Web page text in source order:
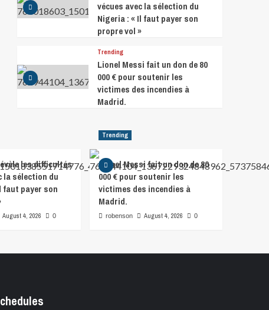
vécues avec la sélection du
Nigeria : « Il faut payer son
propre vol »
Trending
Lionel Messi fait un don de 80
000 € pour soutenir les
victimes des incendies à
Madrid.
les difficultés
la sélection du
faut payer son
August 4, 2026 0
Trending
Lionel Messi fait un don de 80
000 € pour soutenir les
victimes des incendies à
Madrid.
robenson August 4, 2026 0